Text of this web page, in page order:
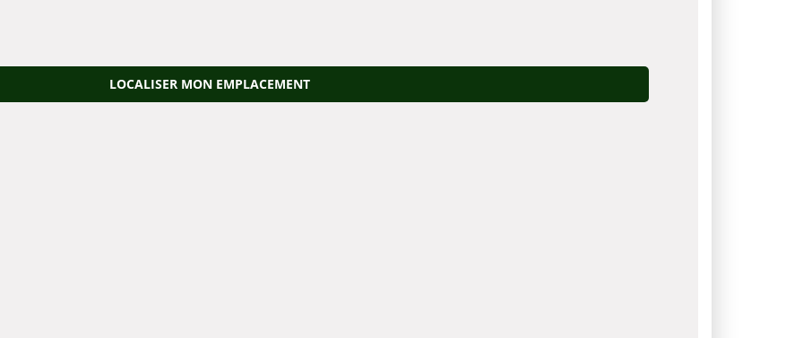
LOCALISER MON EMPLACEMENT